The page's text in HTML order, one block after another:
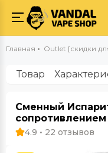
Главная Outlet [скидки
Товар
Сменный
сопротивлением
4.9 • 22 отзывов